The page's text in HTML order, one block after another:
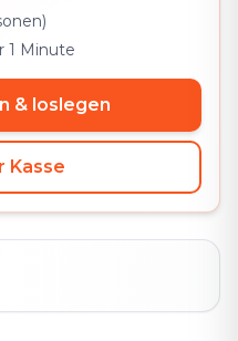
1 Minute
& loslegen
Kasse